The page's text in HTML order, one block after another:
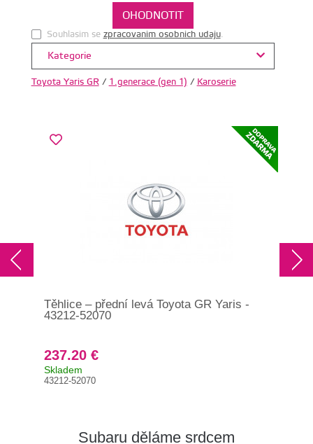
Souhlasim se zpracovanim osobnich udaju.
Kategorie
Toyota Yaris GR/ 1.generace (gen 1) / Karoserie
Těhlice – přední levá Toyota GR Yaris -
43212-52070
237.20 €
Skladem
43212-52070
Subaru děláme srdcem